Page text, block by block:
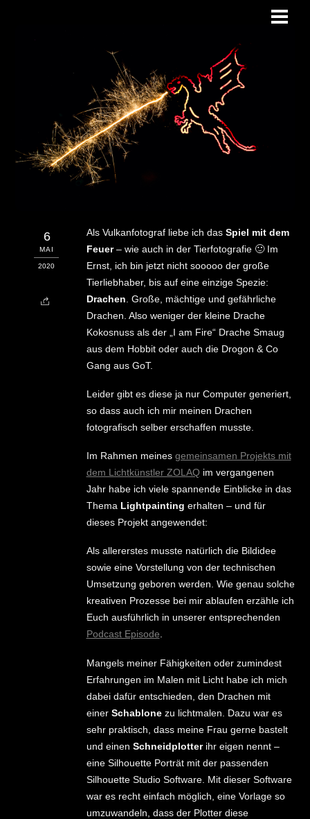
6
MAI
2020
Als Vulkanfotograf liebe ich das Spiel mit dem
Feuer– wie auch in der Tierfotografie 🙂 Im
Ernst, ich bin jetzt nicht sooooo der große
Tierliebhaber, bis auf eine einzige Spezie:
Drachen . Große, mächtige und gefährliche
Drachen. Also weniger der kleine Drache
Kokosnuss als der „I am Fire“ Drache Smaug
aus dem Hobbit oder auch die Drogon & Co
Gang aus GoT.
Leider gibt es diese ja nur Computer generiert,
so dass auch ich mir meinen Drachen
fotografisch selber erschaffen musste.
Im Rahmen meines gemeinsamen Projekts mit
dem Lichtkünstler ZOLAQ im vergangenen
Jahr habe ich viele spannende Einblicke in das
Thema Lightpainting erhalten – und für
dieses Projekt angewendet:
Als allererstes musste natürlich die Bildidee
sowie eine Vorstellung von der technischen
Umsetzung geboren werden. Wie genau solche
kreativen Prozesse bei mir ablaufen erzähle ich
Euch ausführlich in unserer entsprechenden
Podcast Episode.
Mangels meiner Fähigkeiten oder zumindest
Erfahrungen im Malen mit Licht habe ich mich
dabei dafür entschieden, den Drachen mit
einer Schablonezu lichtmalen. Dazu war es
sehr praktisch, dass meine Frau gerne bastelt
und einen Schneidplotterihr eigen nennt –
eine Silhouette Porträt mit der passenden
Silhouette Studio Software. Mit dieser Software
war es recht einfach möglich, eine Vorlage so
umzuwandeln, dass der Plotter diese